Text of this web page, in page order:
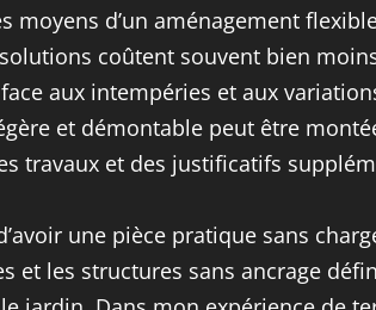
moyens d’un aménagement
coûtent souvent bien
aux intempéries et aux
et démontable peut être
travaux et des justificatifs
une pièce pratique sans
et les structures sans ancrage